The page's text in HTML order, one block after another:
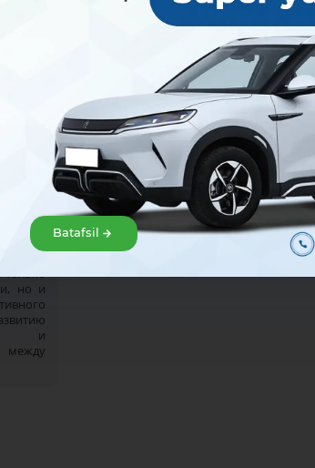
только
но и
и
28 июля 2026
МКБАНК предоставляет
кредит "Зеленый ремонт"!
Срок кредита - до 10 лет
Batafsil